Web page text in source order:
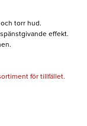
torr hud.
effekt.
för tillfället.